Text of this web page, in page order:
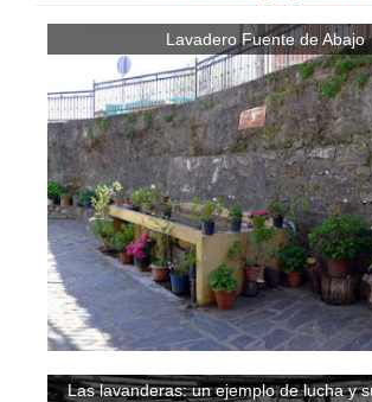
Lavadero Fuente de Abajo
Las lavanderas: un ejemplo de lucha y